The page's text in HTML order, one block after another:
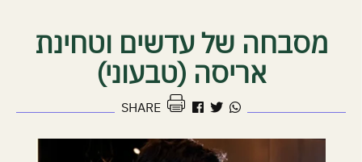
להרשמה
מסבחה של עדשים וטחינת
אריסה (טבעוני)
SHARE
להדפסה
לחץ